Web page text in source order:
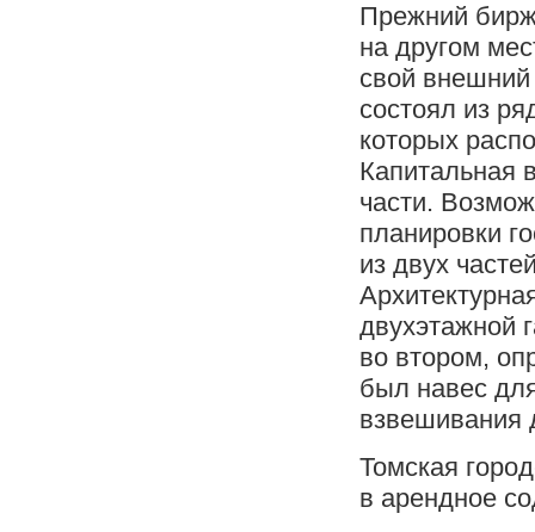
Прежний
на другом
свой
состоял из
которых
Капитальная
части.
планировки
из двух
двухэтажной
во втором,
был навес
взвешивания
Томская
в арендное